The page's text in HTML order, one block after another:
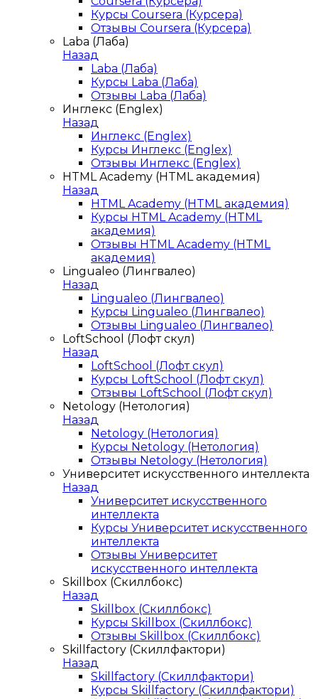
Курсы Coursera (Курсера)
Отзывы Coursera (Курсера)
Laba (Лаба)
Назад
Laba (Лаба)
Курсы Laba (Лаба)
Отзывы Laba (Лаба)
Инглекс (Englex)
Назад
Инглекс (Englex)
Курсы Инглекс (Englex)
Отзывы Инглекс (Englex)
HTML Academy (HTML академия)
Назад
HTML Academy (HTML академия)
Курсы HTML Academy (HTML
академия)
Отзывы HTML Academy (HTML
академия)
Lingualeo (Лингвалео)
Назад
Lingualeo (Лингвалео)
Курсы Lingualeo (Лингвалео)
Отзывы Lingualeo (Лингвалео)
LoftSchool (Лофт скул)
Назад
LoftSchool (Лофт скул)
Курсы LoftSchool (Лофт скул)
Отзывы LoftSchool (Лофт скул)
Netology (Нетология)
Назад
Netology (Нетология)
Курсы Netology (Нетология)
Отзывы Netology (Нетология)
Университет искусственного интеллекта
Назад
Университет искусственного
интеллекта
Курсы Университет искусственного
интеллекта
Отзывы Университет
искусственного интеллекта
Skillbox (Скиллбокс)
Назад
Skillbox (Скиллбокс)
Курсы Skillbox (Скиллбокс)
Отзывы Skillbox (Скиллбокс)
Skillfactory (Скиллфактори)
Назад
Skillfactory (Скиллфактори)
Курсы Skillfactory (Скиллфактори)